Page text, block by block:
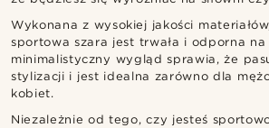
Wykonana z wysokiej jakości
sportowa szara jest trwała i odporna na
minimalistyczny wygląd sprawia, że
stylizacji i jest idealna zarówno dla
kobiet.
Niezależnie od tego, czy jesteś